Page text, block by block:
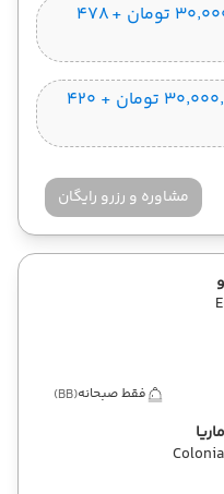
۳۰٬۰۰۰٬۰۰۰ تومان + ۴۷۸
۳۰٬۰۰۰٬۰۰۰ تومان + ۴۲۰
مشاوره و رزرو رایگان
فقط صبحانه(BB)